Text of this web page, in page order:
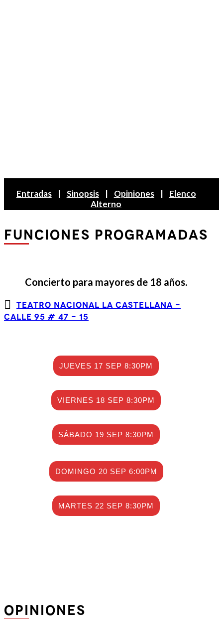
Entradas| Sinopsis| Opiniones| Elenco
Alterno
FUNCIONES PROGRAMADAS
Concierto para mayores de 18 años.
Teatro Nacional La Castellana -
Calle 95 # 47 - 15
JUEVES 17 SEP 8:30PM
VIERNES 18 SEP 8:30PM
SÁBADO 19 SEP 8:30PM
DOMINGO 20 SEP 6:00PM
MARTES 22 SEP 8:30PM
OPINIONES